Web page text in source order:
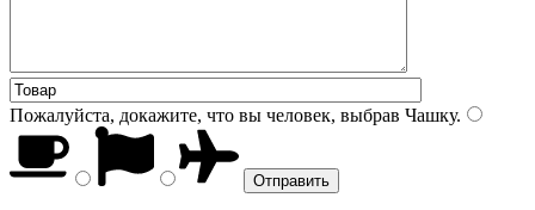
Пожалуйста, докажите, что вы человек, выбрав Чашку.